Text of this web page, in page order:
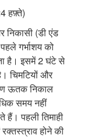
हफ़्ते)
(डी एंड
गर्भाशय को
है। इसमें2घंटे से
चिमटियों और
ऊतक निकाल
समय नहीं
पहली तिमाही
रक्तस्त्राव होने की